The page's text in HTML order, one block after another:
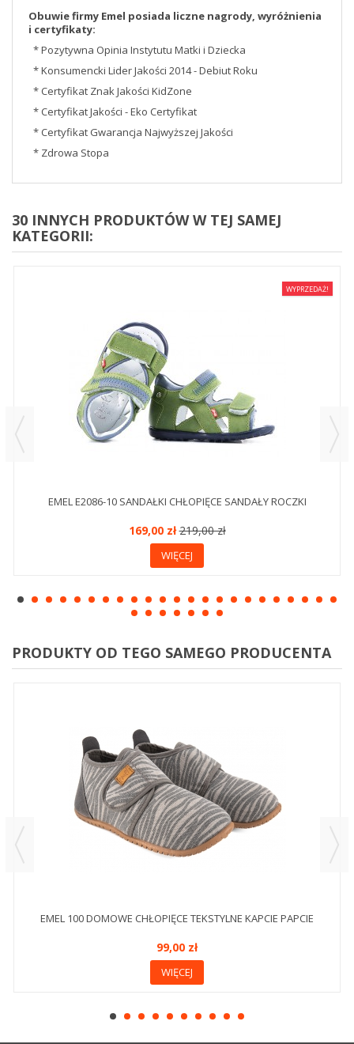
Obuwie firmy Emel posiada liczne nagrody, wyróżnienia
i certyfikaty:
* Pozytywna Opinia Instytutu Matki i Dziecka
* Konsumencki Lider Jakości 2014 - Debiut Roku
* Certyfikat Znak Jakości KidZone
* Certyfikat Jakości - Eko Certyfikat
* Certyfikat Gwarancja Najwyższej Jakości
* Zdrowa Stopa
30 INNYCH PRODUKTÓW W TEJ SAMEJ
KATEGORII:
WYPRZEDAŻ!
EMEL E2086-10 SANDAŁKI CHŁOPIĘCE SANDAŁY ROCZKI
169,00 zł219,00 zł
WIĘCEJ
PRODUKTY OD TEGO SAMEGO PRODUCENTA
EMEL 100 DOMOWE CHŁOPIĘCE TEKSTYLNE KAPCIE PAPCIE
99,00 zł
WIĘCEJ